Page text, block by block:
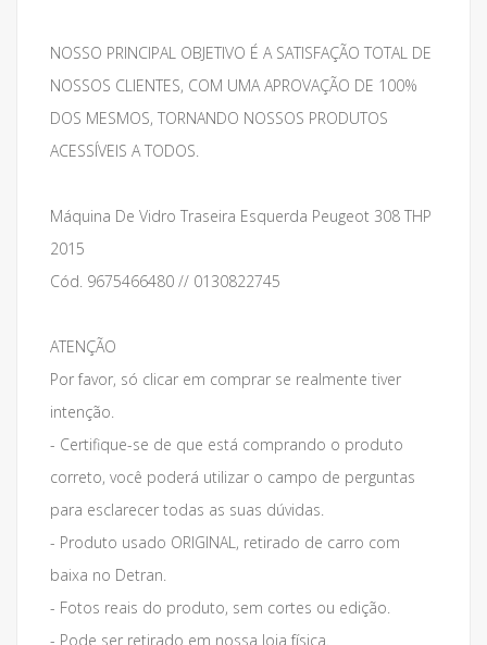
NOSSO PRINCIPAL OBJETIVO É A SATISFAÇÃO TOTAL DE
NOSSOS CLIENTES, COM UMA APROVAÇÃO DE 100%
DOS MESMOS, TORNANDO NOSSOS PRODUTOS
ACESSÍVEIS A TODOS.
Máquina De Vidro Traseira Esquerda Peugeot 308 THP
2015
Cód. 9675466480 // 0130822745
ATENÇÃO
Por favor, só clicar em comprar se realmente tiver
intenção.
- Certifique-se de que está comprando o produto
correto, você poderá utilizar o campo de perguntas
para esclarecer todas as suas dúvidas.
- Produto usado ORIGINAL, retirado de carro com
baixa no Detran.
- Fotos reais do produto, sem cortes ou edição.
- Pode ser retirado em nossa loja física.